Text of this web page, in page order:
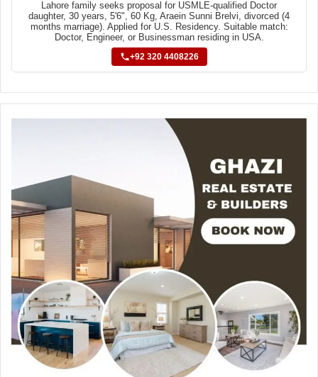
Lahore family seeks proposal for USMLE-qualified Doctor
daughter, 30 years, 5'6", 60 Kg, Araein Sunni Brelvi, divorced (4
months marriage). Applied for U.S. Residency. Suitable match:
Doctor, Engineer, or Businessman residing in USA.
+92 320 4408226